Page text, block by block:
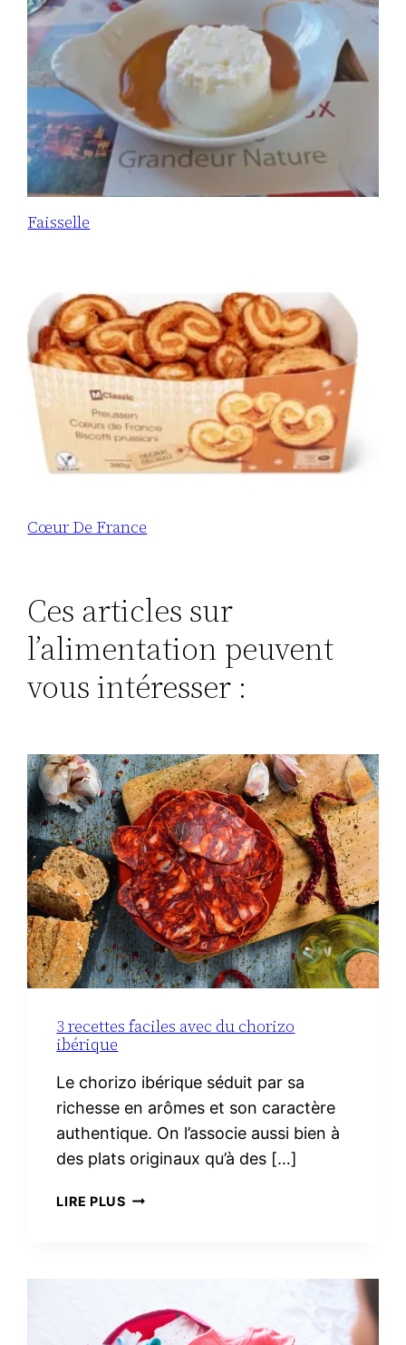
Faisselle
Cœur De France
Ces articles sur
l’alimentation peuvent
vous intéresser :
3 recettes faciles avec du chorizo
ibérique
Le chorizo ibérique séduit par sa
richesse en arômes et son caractère
authentique. On l’associe aussi bien à
des plats originaux qu’à des […]
LIRE PLUS3
IBÉRIQUE